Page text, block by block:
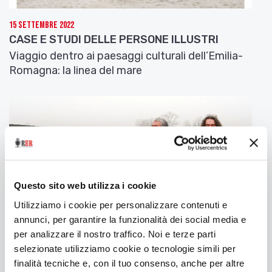
Questo sito web utilizza i cookie
Utilizziamo i cookie per personalizzare contenuti e
annunci, per garantire la funzionalità dei social media e
per analizzare il nostro traffico. Noi e terze parti
selezionate utilizziamo cookie o tecnologie simili per
finalità tecniche e, con il tuo consenso, anche per altre
se l’è prosciugata il raggio
sopra uno stelo gonfio di tempesta
non c’è un solo solco
di disperazione in me.
Se il poeta muore suicida
io oggi sono solo viva.
——————————————————
Nei dintorni del tempo
Occhio che siede
sui campi
negli interstizi
15 Settembre 2022
CASE E STUDI DELLE PERSONE ILLUSTRI
Viaggio dentro ai paesaggi culturali dell’Emilia-
Romagna: la linea del mare
10 Marzo 2022